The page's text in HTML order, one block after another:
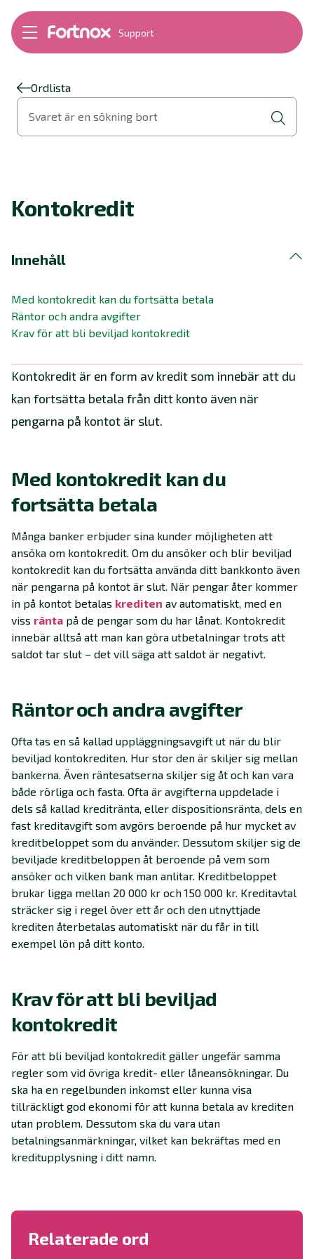
Support
Bokföring
Fakturering
Byt till Fortnox
Felsökning
Support Play
Ordlista
Svaret är en sökning bort
Kontokredit
Innehåll
Med kontokredit kan du fortsätta betala
Räntor och andra avgifter
Krav för att bli beviljad kontokredit
Kontokredit är en form av kredit som innebär att du
kan fortsätta betala från ditt konto även när
pengarna på kontot är slut.
Med kontokredit kan du
fortsätta betala
Många banker erbjuder sina kunder möjligheten att
ansöka om kontokredit. Om du ansöker och blir beviljad
kontokredit kan du fortsätta använda ditt bankkonto även
när pengarna på kontot är slut. När pengar åter kommer
in på kontot betalas krediten av automatiskt, med en
viss ränta på de pengar som du har lånat. Kontokredit
innebär alltså att man kan göra utbetalningar trots att
saldot tar slut – det vill säga att saldot är negativt.
Räntor och andra avgifter
Ofta tas en så kallad uppläggningsavgift ut när du blir
beviljad kontokrediten. Hur stor den är skiljer sig mellan
bankerna. Även räntesatserna skiljer sig åt och kan vara
både rörliga och fasta. Ofta är avgifterna uppdelade i
dels så kallad kreditränta, eller dispositionsränta, dels en
fast kreditavgift som avgörs beroende på hur mycket av
kreditbeloppet som du använder. Dessutom skiljer sig de
beviljade kreditbeloppen åt beroende på vem som
ansöker och vilken bank man anlitar. Kreditbeloppet
brukar ligga mellan 20 000 kr och 150 000 kr. Kreditavtal
sträcker sig i regel över ett år och den utnyttjade
krediten återbetalas automatiskt när du får in till
exempel lön på ditt konto.
Krav för att bli beviljad
kontokredit
För att bli beviljad kontokredit gäller ungefär samma
regler som vid övriga kredit- eller låneansökningar. Du
ska ha en regelbunden inkomst eller kunna visa
tillräckligt god ekonomi för att kunna betala av krediten
utan problem. Dessutom ska du vara utan
betalningsanmärkningar, vilket kan bekräftas med en
kreditupplysning i ditt namn.
Relaterade ord